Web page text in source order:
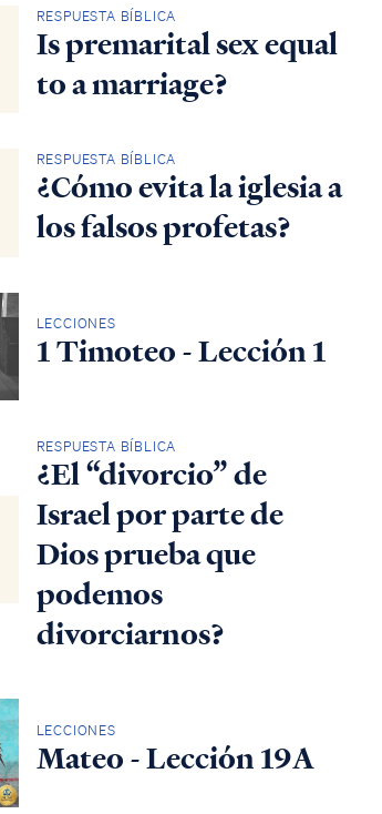
RESPUESTA BÍBLICA
Is premarital sex equal
to a marriage?
RESPUESTA BÍBLICA
¿Cómo evita la iglesia a
los falsos profetas?
LECCIONES
1 Timoteo - Lección 1
RESPUESTA BÍBLICA
¿El “divorcio” de
Israel por parte de
Dios prueba que
podemos
divorciarnos?
LECCIONES
Mateo - Lección 19A